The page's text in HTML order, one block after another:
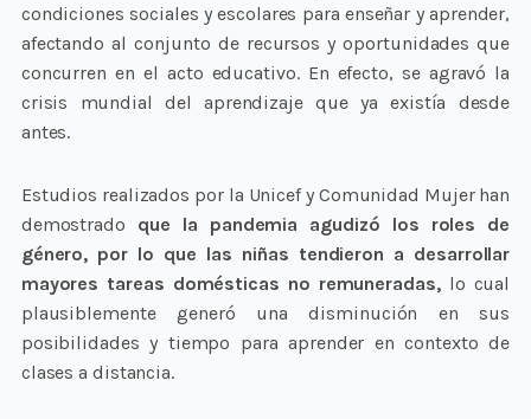
condiciones sociales y escolares para enseñar y aprender,
afectando al conjunto de recursos y oportunidades que
concurren en el acto educativo. En efecto, se agravó la
crisis mundial del aprendizaje que ya existía desde
antes.
Estudios realizados por la Unicef y Comunidad Mujer han
demostrado
que la pandemia agudizó los roles de
género, por lo que las niñas tendieron a desarrollar
mayores tareas domésticas no remuneradas, lo cual
plausiblemente generó una disminución en sus
posibilidades y tiempo para aprender en contexto de
clases a distancia.